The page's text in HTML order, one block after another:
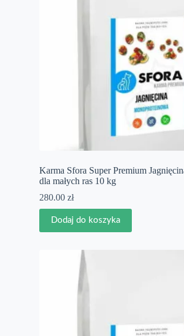
Karma Sfora Super Premium
dla małych ras 10 kg
280.00 zł
Dodaj do koszyka